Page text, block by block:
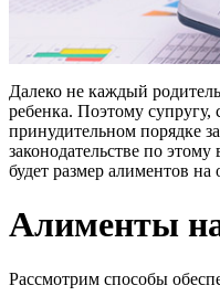
Далеко не каждый
ребенка. Поэтому супругу,
принудительном порядке
законодательстве по
будет размер алиментов на
Алименты
Рассмотрим способы